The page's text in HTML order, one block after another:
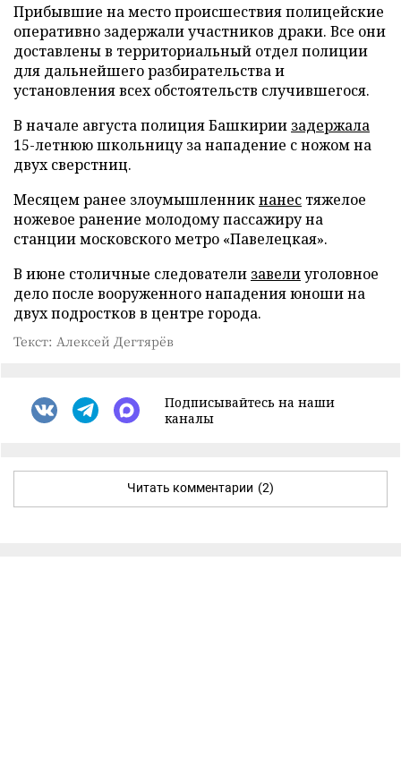
Прибывшие на место происшествия полицейские
оперативно задержали участников драки. Все они
доставлены в территориальный отдел полиции
для дальнейшего разбирательства и
установления всех обстоятельств случившегося.
В начале августа полиция Башкирии задержала
15-летнюю школьницу за нападение с ножом на
двух сверстниц.
Месяцем ранее злоумышленникнанес тяжелое
ножевое ранение молодому пассажиру на
станции московского метро «Павелецкая».
В июне столичные следователи завелиуголовное
дело после вооруженного нападения юноши на
двух подростков в центре города.
Текст: Алексей Дегтярёв
Подписывайтесь на наши
каналы
Читать комментарии (2)